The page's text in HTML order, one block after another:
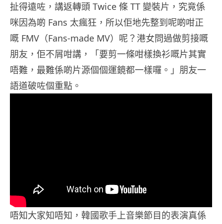
扯得遠咗，講返轉頭 Twice 條 TT 變裝片，究竟係
咪因為啲 Fans 太瘋狂，所以佢地先整到呢啲咁正
嘅 FMV（Fans-made MV）呢？港女問過做剪接嘅
朋友，佢不屑咁講，「要剪一條咁樣換衫嘅片其實
唔難，最難係啲片源個個運鏡都一樣囉。」朋友一
語道破咗個重點。
唔知大家知唔知，韓國歌手上音樂節目的表演真係